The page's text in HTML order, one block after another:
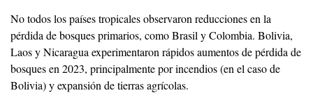
No todos los países tropicales observaron reducciones en la
pérdida de bosques primarios, como Brasil y Colombia. Bolivia,
Laos y Nicaragua experimentaron rápidos aumentos de pérdida de
bosques en 2023, principalmente por incendios (en el caso de
Bolivia) y expansión de tierras agrícolas.